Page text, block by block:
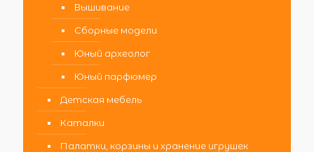
Вышивание
Сборные модели
Юный археолог
Юный парфюмер
Детская мебель
Каталки
Палатки, корзины и хранение игрушек